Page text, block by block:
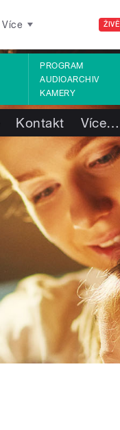
ŽIVĚ
Více
PROGRAM
AUDIOARCHIV
KAMERY
Kontakt Více…